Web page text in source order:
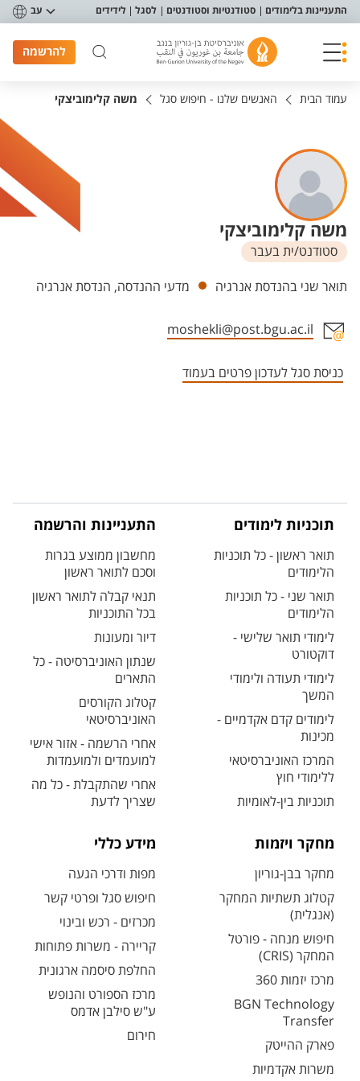
תפריט נגישות
התעניינות בלימודים סטודנטיות וסטודנטים לסגל לידידים עב
להרשמה
עמוד הבית האנשים שלנו - חיפוש סגל משה קלימוביצקי
משה קלימוביצקי
סטודנט/ית בעבר
יחידות
תואר שני בהנדסת אנרגיה מדעי ההנדסה, הנדסת אנרגיה
moshekli@post.bgu.ac.il
כניסת סגל לעדכון פרטים בעמוד
תוכניות לימודים
תואר ראשון - כל תוכניות
הלימודים
תואר שני - כל תוכניות
הלימודים
לימודי תואר שלישי -
דוקטורט
לימודי תעודה ולימודי
המשך
לימודים קדם אקדמיים -
מכינות
המרכז האוניברסיטאי
ללימודי חוץ
תוכניות בין-לאומיות
התעניינות והרשמה
מחשבון ממוצע בגרות
וסכם לתואר ראשון
תנאי קבלה לתואר ראשון
בכל התוכניות
דיור ומעונות
שנתון האוניברסיטה - כל
התארים
קטלוג הקורסים
האוניברסיטאי
אחרי הרשמה - אזור אישי
למועמדים ולמועמדות
אחרי שהתקבלת - כל מה
שצריך לדעת
מחקר ויזמות
מחקר בבן-גוריון
קטלוג תשתיות המחקר
(אנגלית)
חיפוש מנחה - פורטל
המחקר (CRIS)
מרכז יזמות 360
BGN Technology
Transfer
פארק ההייטק
משרות אקדמיות
מידע כללי
מפות ודרכי הגעה
חיפוש סגל ופרטי קשר
מכרזים - רכש ובינוי
קריירה - משרות פתוחות
החלפת סיסמה ארגונית
מרכז הספורט והנופש
ע"ש סילבן אדמס
חירום